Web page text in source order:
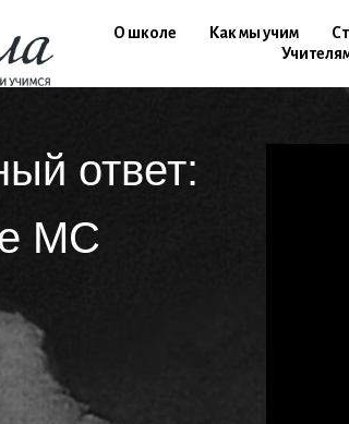
О школе Как мы учим
ответ:
MC